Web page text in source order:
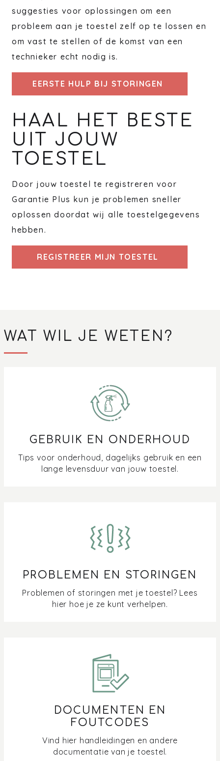
suggesties voor oplossingen om een
probleem aan je toestel zelf op te lossen en
om vast te stellen of de komst van een
technieker echt nodig is.
EERSTE HULP BIJ STORINGEN
HAAL HET BESTE
UIT JOUW
TOESTEL
Door jouw toestel te registreren voor
Garantie Plus kun je problemen sneller
oplossen doordat wij alle toestelgegevens
hebben.
REGISTREER MIJN TOESTEL
WAT WIL JE WETEN?
GEBRUIK EN ONDERHOUD
Tips voor onderhoud, dagelijks gebruik en een
lange levensduur van jouw toestel.
PROBLEMEN EN STORINGEN
Problemen of storingen met je toestel? Lees
hier hoe je ze kunt verhelpen.
DOCUMENTEN EN
FOUTCODES
Vind hier handleidingen en andere
documentatie van je toestel.